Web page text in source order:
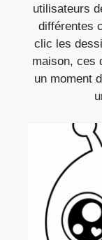
utilisateurs
différentes
clic les
maison, ces
un moment